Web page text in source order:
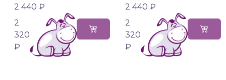
2 440 ₽
2
320
₽
2 440 ₽
2
320
₽